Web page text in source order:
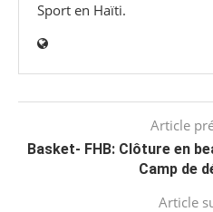
Sport en Haïti.
Article
Basket- FHB: Clôture en
Camp de
Article